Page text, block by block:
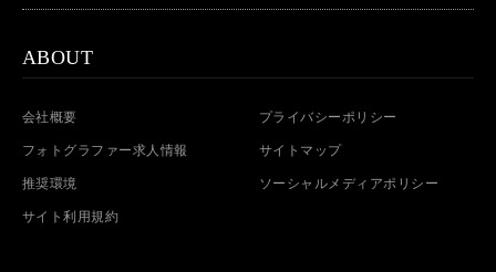
ABOUT
会社概要 プライバシーポリシー
フォトグラファー求人情報 サイトマップ
推奨環境 ソーシャルメディアポリシー
サイト利用規約